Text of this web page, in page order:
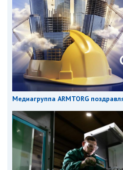
Медиагруппа ARMTORG